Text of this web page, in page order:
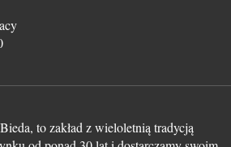
to zakład z wieloletnią tradycją